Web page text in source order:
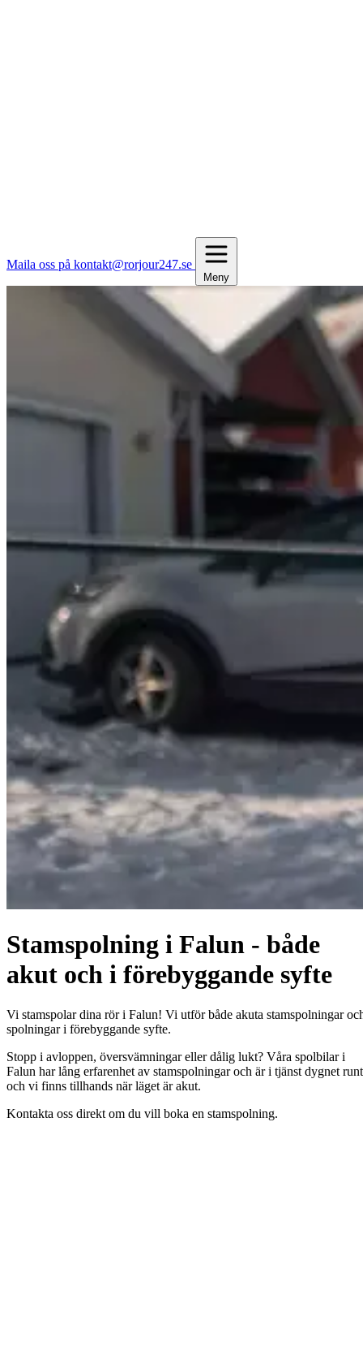
Maila oss på kontakt@rorjour247.se
Meny
Stamspolning i Falun - både
akut och i förebyggande syfte
Vi stamspolar dina rör i Falun! Vi utför både akuta stamspolningar
spolningar i förebyggande syfte.
Stopp i avloppen, översvämningar eller dålig lukt? Våra spolbilar i
Falun har lång erfarenhet av stamspolningar och är i tjänst dygnet runt
och vi finns tillhands när läget är akut.
Kontakta oss direkt om du vill boka en stamspolning.